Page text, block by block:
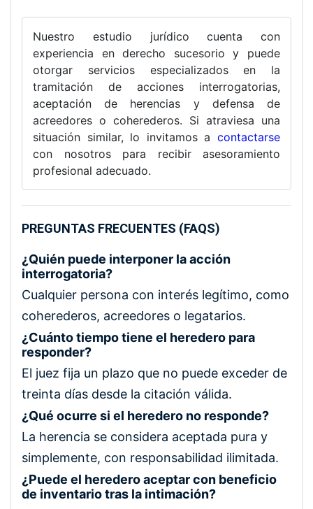
Nuestro estudio jurídico cuenta con
experiencia en derecho sucesorio y puede
otorgar servicios especializados en la
tramitación de acciones interrogatorias,
aceptación de herencias y defensa de
acreedores o coherederos. Si atraviesa una
situación similar, lo invitamos a contactarse
con nosotros para recibir asesoramiento
profesional adecuado.
PREGUNTAS FRECUENTES (FAQS)
¿Quién puede interponer la acción
interrogatoria?
Cualquier persona con interés legítimo, como
coherederos, acreedores o legatarios.
¿Cuánto tiempo tiene el heredero para
responder?
El juez fija un plazo que no puede exceder de
treinta días desde la citación válida.
¿Qué ocurre si el heredero no responde?
La herencia se considera aceptada pura y
simplemente, con responsabilidad ilimitada.
¿Puede el heredero aceptar con beneficio
de inventario tras la intimación?